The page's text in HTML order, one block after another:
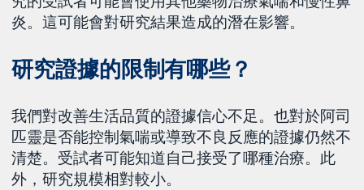
炎。這可能會對研究結果造成的潛在影響。
研究證據的限制有哪些？
我們對改善生活品質的證據信心不足。也對於阿司
匹靈是否能控制氣喘或導致不良反應的證據仍然不
清楚。受試者可能知道自己接受了哪種治療。此
外，研究規模相對較小。